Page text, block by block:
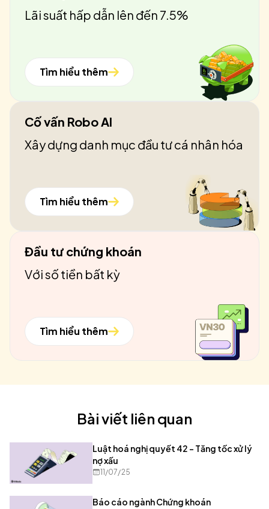
Lãi suất hấp dẫn lên đến 7.5%
Tìm hiểu thêm
Cố vấn Robo AI
Xây dựng danh mục đầu tư cá nhân hóa
Tìm hiểu thêm
Đầu tư chứng khoán
Với số tiền bất kỳ
Tìm hiểu thêm
Bài viết liên quan
Luật hoá nghị quyết 42 – Tăng tốc xử lý
nợ xấu
11/07/25
Báo cáo ngành Chứng khoán